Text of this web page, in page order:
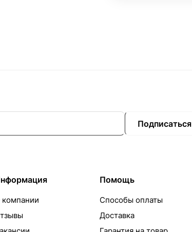
Подписаться
компании
Помощь
Способы оплаты
Доставка